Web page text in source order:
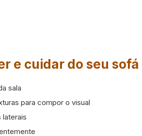
e cuidar do seu sofá
sala
para compor o visual
laterais